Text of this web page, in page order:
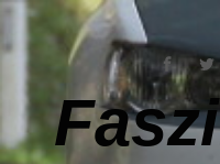
Zum Hauptinhalt springen